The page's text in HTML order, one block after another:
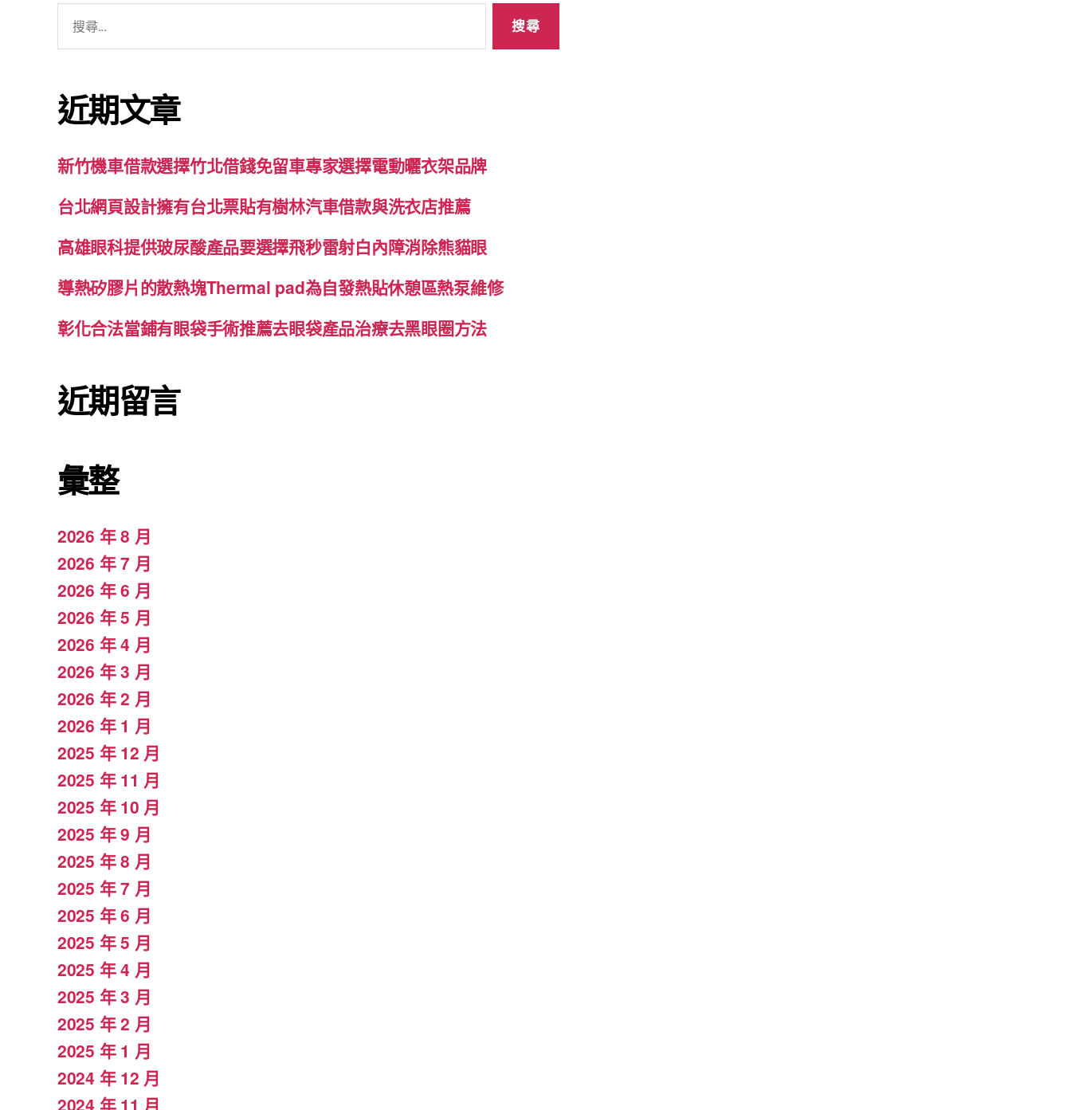
字:
近期文章
新竹機車借款選擇竹北借錢免留車專家選擇電動曬衣架品牌
台北網頁設計擁有台北票貼有樹林汽車借款與洗衣店推薦
高雄眼科提供玻尿酸產品要選擇飛秒雷射白內障消除熊貓眼
導熱矽膠片的散熱塊Thermal pad為自發熱貼休憩區熱泵維修
彰化合法當鋪有眼袋手術推薦去眼袋產品治療去黑眼圈方法
近期留言
彙整
2026 年 8 月
2026 年 7 月
2026 年 6 月
2026 年 5 月
2026 年 4 月
2026 年 3 月
2026 年 2 月
2026 年 1 月
2025 年 12 月
2025 年 11 月
2025 年 10 月
2025 年 9 月
2025 年 8 月
2025 年 7 月
2025 年 6 月
2025 年 5 月
2025 年 4 月
2025 年 3 月
2025 年 2 月
2025 年 1 月
2024 年 12 月
2024 年 11 月